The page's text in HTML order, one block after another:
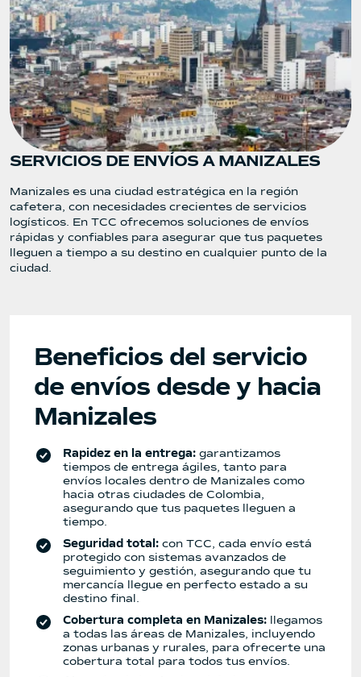
SERVICIOS DE ENVÍOS A MANIZALES
Manizales es una ciudad estratégica en la región
cafetera, con necesidades crecientes de servicios
logísticos. En TCC ofrecemos soluciones de envíos
rápidas y confiables para asegurar que tus paquetes
lleguen a tiempo a su destino en cualquier punto de la
ciudad.
Beneficios del servicio
de envíos desde y hacia
Manizales
Rapidez en la entrega: garantizamos
tiempos de entrega ágiles, tanto para
envíos locales dentro de Manizales como
hacia otras ciudades de Colombia,
asegurando que tus paquetes lleguen a
tiempo.
Seguridad total : con TCC, cada envío está
protegido con sistemas avanzados de
seguimiento y gestión, asegurando que tu
mercancía llegue en perfecto estado a su
destino final.
Cobertura completa en Manizales: llegamos
a todas las áreas de Manizales, incluyendo
zonas urbanas y rurales, para ofrecerte una
cobertura total para todos tus envíos.